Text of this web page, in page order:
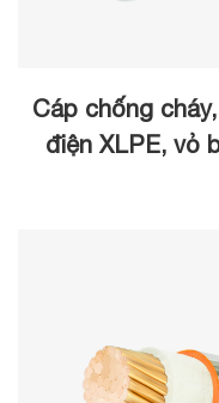
Cáp chống
điện XLPE, vỏ